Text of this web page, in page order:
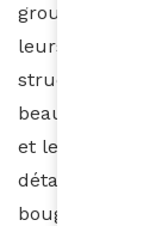
groupes font
leurs produits.
structures
beaucoup
et le click and
détaillants.
bouger les